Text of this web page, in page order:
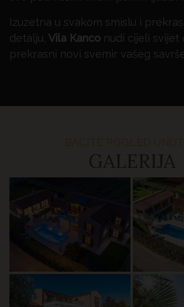
Izuzetna u svakom smislu i
detalju, Vila Kanco nudi cijeli svijet
prekrasni novi svemir vašeg